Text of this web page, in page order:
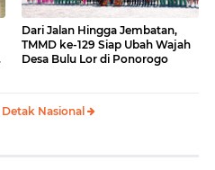
Dari Jalan Hingga Jembatan,
TMMD ke-129 Siap Ubah Wajah
Desa Bulu Lor di Ponorogo
Nasional